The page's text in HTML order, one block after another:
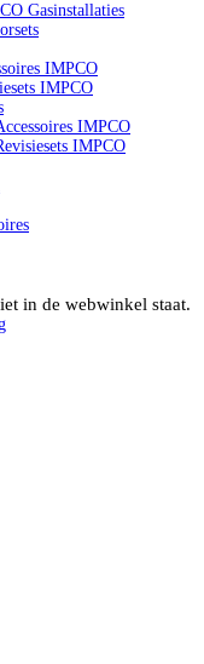
Gasinstallaties
IMPCO
IMPCO
IMPCO
IMPCO
in de webwinkel staat.